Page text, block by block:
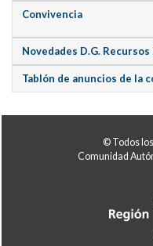
Convivencia
Novedades D.G. Recursos
Tablón de anuncios de la
© Todos
Comunidad